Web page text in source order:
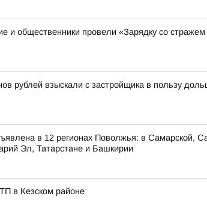
и общественники провели «Зарядку со
рублей взыскали с застройщика в пользу
в 12 регионах Поволжья: в Самарской,
Эл, Татарстане и Башкирии
в Кезском районе